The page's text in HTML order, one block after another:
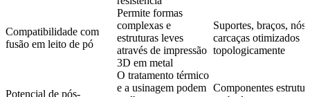
Compatibilidade com
fusão em leito de pó
Permite formas
complexas e
estruturas leves
através de impressão
3D em metal
Suportes, braços, nós
carcaças otimizados
topologicamente
Potencial de pós-
O tratamento térmico
e a usinagem podem Componentes